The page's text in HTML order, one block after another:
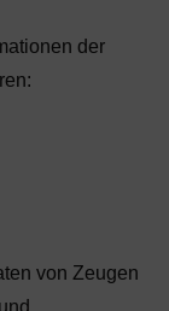
der
von Zeugen